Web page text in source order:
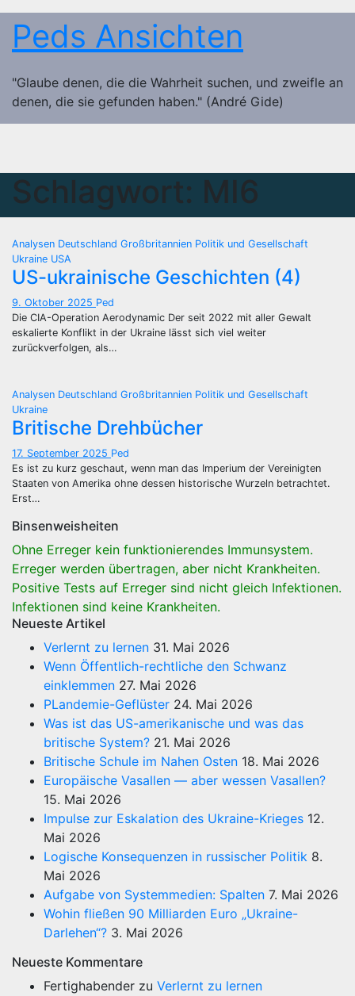
Zum
Inhalt
springen
Peds Ansichten
"Glaube denen, die die Wahrheit suchen, und zweifle an
denen, die sie gefunden haben." (André Gide)
Schlagwort: MI6
Analysen Deutschland Großbritannien Politik und Gesellschaft
Ukraine USA
US-ukrainische Geschichten (4)
9. Oktober 2025 Ped
Die CIA-Operation Aerodynamic Der seit 2022 mit aller Gewalt
eskalierte Konflikt in der Ukraine lässt sich viel weiter
zurückverfolgen, als…
Analysen Deutschland Großbritannien Politik und Gesellschaft
Ukraine
Britische Drehbücher
17. September 2025 Ped
Es ist zu kurz geschaut, wenn man das Imperium der Vereinigten
Staaten von Amerika ohne dessen historische Wurzeln betrachtet.
Erst…
Binsenweisheiten
Ohne Erreger kein funktionierendes Immunsystem.
Erreger werden übertragen, aber nicht Krankheiten.
Positive Tests auf Erreger sind nicht gleich Infektionen.
Infektionen sind keine Krankheiten.
Neueste Artikel
Verlernt zu lernen 31. Mai 2026
Wenn Öffentlich-rechtliche den Schwanz
einklemmen 27. Mai 2026
PLandemie-Geflüster 24. Mai 2026
Was ist das US-amerikanische und was das
britische System? 21. Mai 2026
Britische Schule im Nahen Osten 18. Mai 2026
Europäische Vasallen — aber wessen Vasallen?
15. Mai 2026
Impulse zur Eskalation des Ukraine-Krieges 12.
Mai 2026
Logische Konsequenzen in russischer Politik 8.
Mai 2026
Aufgabe von Systemmedien: Spalten 7. Mai 2026
Wohin fließen 90 Milliarden Euro „Ukraine-
Darlehen“? 3. Mai 2026
Neueste Kommentare
Fertighabender zu Verlernt zu lernen